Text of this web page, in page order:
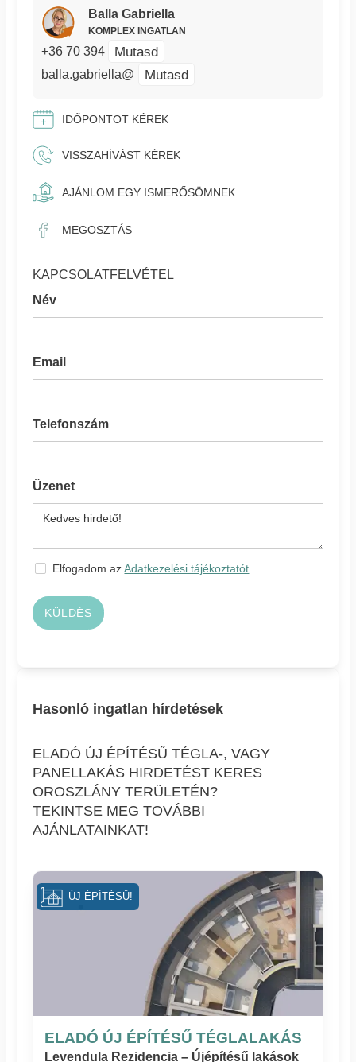
Balla Gabriella
KOMPLEX INGATLAN
+36 70 394 Mutasd
balla.gabriella@ Mutasd
IDŐPONTOT KÉREK
VISSZAHÍVÁST KÉREK
AJÁNLOM EGY ISMERŐSÖMNEK
MEGOSZTÁS
KAPCSOLATFELVÉTEL
Név
Email
Telefonszám
Üzenet
Elfogadom azAdatkezelési tájékoztatót
KÜLDÉS
Hasonló ingatlan hírdetések
ELADÓ ÚJ ÉPÍTÉSŰ TÉGLA-, VAGY
PANELLAKÁS HIRDETÉST KERES
OROSZLÁNY TERÜLETÉN?
TEKINTSE MEG TOVÁBBI
AJÁNLATAINKAT!
ELADÓ ÚJ ÉPÍTÉSŰ TÉGLALAKÁS
Levendula Rezidencia – Újépítésű lakások
ÚJ ÉPÍTÉSŰ!